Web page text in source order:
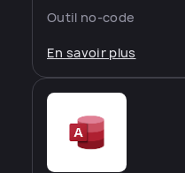
Outil no-code
En savoir plus